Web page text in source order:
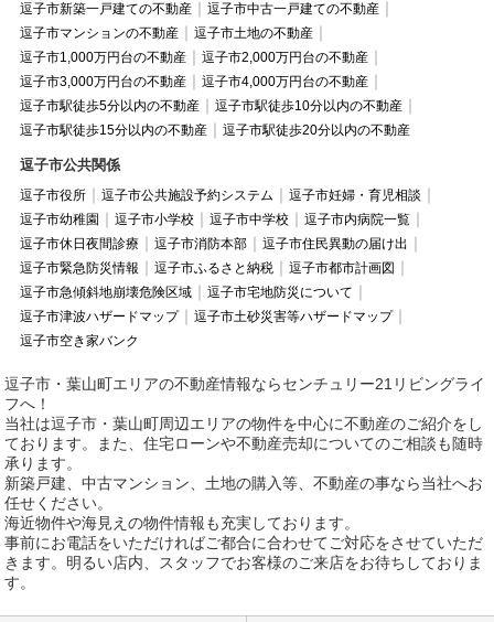
逗子市新築一戸建ての不動産
逗子市中古一戸建ての不動産
逗子市マンションの不動産
逗子市土地の不動産
逗子市1,000万円台の不動産
逗子市2,000万円台の不動産
逗子市3,000万円台の不動産
逗子市4,000万円台の不動産
逗子市駅徒歩5分以内の不動産
逗子市駅徒歩10分以内の不動産
逗子市駅徒歩15分以内の不動産
逗子市駅徒歩20分以内の不動産
逗子市公共関係
逗子市役所 逗子市公共施設予約システム
逗子市妊婦・育児相談
逗子市幼稚園
逗子市小学校 逗子市中学校
逗子市内病院一覧
逗子市休日夜間診療
逗子市消防本部
逗子市住民異動の届け出
逗子市緊急防災情報
逗子市ふるさと納税
逗子市都市計画図
逗子市急傾斜地崩壊危険区域
逗子市宅地防災について
逗子市津波ハザードマップ
逗子市土砂災害等ハザードマップ
逗子市空き家バンク
逗子市・葉山町エリアの不動産情報ならセンチュリー21リビングライ
フへ！
当社は逗子市・葉山町周辺エリアの物件を中心に不動産のご紹介をし
ております。また、住宅ローンや不動産売却についてのご相談も随時
承ります。
新築戸建、中古マンション、土地の購入等、不動産の事なら当社へお
任せください。
海近物件や海見えの物件情報も充実しております。
事前にお電話をいただければご都合に合わせてご対応をさせていただ
きます。明るい店内、スタッフでお客様のご来店をお待ちしておりま
す。